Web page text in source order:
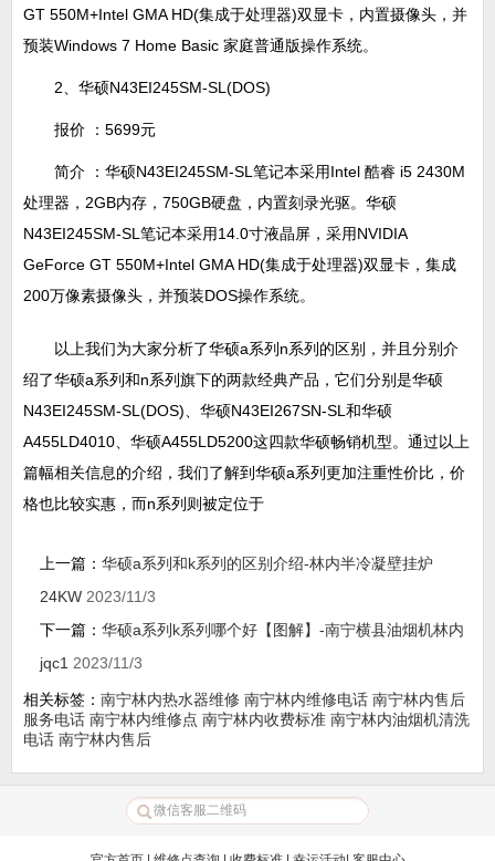
GT 550M+Intel GMA HD(集成于处理器)双显卡，内置摄像头，并
预装Windows 7 Home Basic 家庭普通版操作系统。
2、华硕N43EI245SM-SL(DOS)
报价 ：5699元
简介 ：华硕N43EI245SM-SL笔记本采用Intel 酷睿 i5 2430M
处理器，2GB内存，750GB硬盘，内置刻录光驱。华硕
N43EI245SM-SL笔记本采用14.0寸液晶屏，采用NVIDIA
GeForce GT 550M+Intel GMA HD(集成于处理器)双显卡，集成
200万像素摄像头，并预装DOS操作系统。
以上我们为大家分析了华硕a系列n系列的区别，并且分别介
绍了华硕a系列和n系列旗下的两款经典产品，它们分别是华硕
N43EI245SM-SL(DOS)、华硕N43EI267SN-SL和华硕
A455LD4010、华硕A455LD5200这四款华硕畅销机型。通过以上
篇幅相关信息的介绍，我们了解到华硕a系列更加注重性价比，价
格也比较实惠，而n系列则被定位于
上一篇： 华硕a系列和k系列的区别介绍-林内半冷凝壁挂炉
24KW 2023/11/3
下一篇： 华硕a系列k系列哪个好【图解】-南宁横县油烟机林内
jqc1 2023/11/3
相关标签： 南宁林内热水器维修 南宁林内维修电话 南宁林内售后
服务电话 南宁林内维修点 南宁林内收费标准 南宁林内油烟机清洗
电话 南宁林内售后